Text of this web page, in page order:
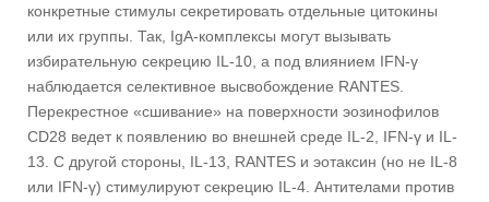
конкретные стимулы секретировать отдельные цитокины
или их группы. Так, IgA-комплексы могут вызывать
избирательную секрецию IL-10, а под влиянием IFN-γ
наблюдается селективное высвобождение RANTES.
Перекрестное «сшивание» на поверхности эозинофилов
CD28 ведет к появлению во внешней среде IL-2, IFN-γ и IL-
13. С другой стороны, IL-13, RANTES и эотаксин (но не IL-8
или IFN-γ) стимулируют секрецию IL-4. Антителами против